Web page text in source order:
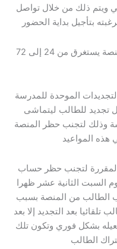
ويتم ذلك من خلال تواصل
بتأجيل بداية الحضور
إنشاء حساب الطالب الجديد على المنصة يستغرق من 24 إلى 72
الموحدة للمدرسة
تجديد للطالب ليتماشى
وذلك لتجنب حظر المنصة
هذه المواعيد
المقررة لتجنب حظر حساب
السبت الثانية عشر ظهرا
من المنصة بسبب
بعد التجديد إلا بعد
بشكل فوري وتكون تلك
الطالب